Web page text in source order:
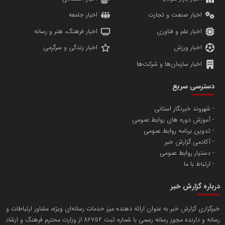
پایگاه اطلاع رسانی اعتلای نهادهای مردمی
تامین آهن اسفنجی تولیدکنندگان فولاد در کشور
مسعودصادقی
اخبار صنعت و تجارت
اخبار جامعه
اخبار علم و فناوری
اخبار فرهنگ، هنر و رسانه
اخبار ورزش
اخبار زندگی و سرگرمی
اخبار سازمان‌ها و شرکت‌ها
دسترسی سریع
شهروند خبرنگار استانی
آموزش دوره های روابط عمومی
تدوین برنامه روابط عمومی
آکادمی گزارش خبر
دستیار روابط عمومی
ارتباط با ما
درباره گزارش خبر
خبرگزاری گزارش خبر به عنوان ارائه دهنده میز خدمات رسانه‌ای ویژه، مشاور ارتباطات و
رسانه و دارنده مجوز رسانه رسمی با شماره ثبت 86752 از وزارت محترم فرهنگ و ارشاد